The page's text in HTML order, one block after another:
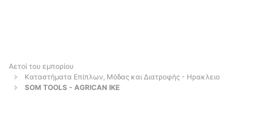
Αετοί του εμπορίου
Καταστήματα Επίπλων, Μόδας και Διατροφής - Ηρακλειο
SOM TOOLS - AGRICAN ΙΚΕ